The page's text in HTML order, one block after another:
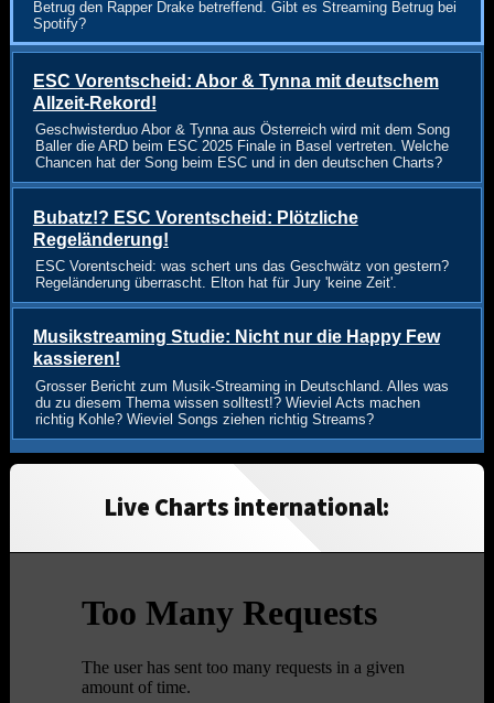
Betrug den Rapper Drake betreffend. Gibt es Streaming Betrug bei
Spotify?
ESC Vorentscheid: Abor & Tynna mit deutschem
Allzeit-Rekord!
Geschwisterduo Abor & Tynna aus Österreich wird mit dem Song
Baller die ARD beim ESC 2025 Finale in Basel vertreten. Welche
Chancen hat der Song beim ESC und in den deutschen Charts?
Bubatz!? ESC Vorentscheid: Plötzliche
Regeländerung!
ESC Vorentscheid: was schert uns das Geschwätz von gestern?
Regeländerung überrascht. Elton hat für Jury 'keine Zeit'.
Musikstreaming Studie: Nicht nur die Happy Few
kassieren!
Grosser Bericht zum Musik-Streaming in Deutschland. Alles was
du zu diesem Thema wissen solltest!? Wieviel Acts machen
richtig Kohle? Wieviel Songs ziehen richtig Streams?
Live Charts international: